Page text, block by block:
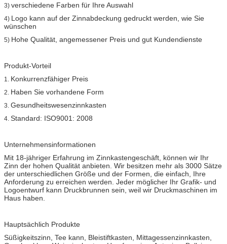
3) verschiedene Farben für Ihre Auswahl
4) Logo kann auf der Zinnabdeckung gedruckt werden, wie Sie
wünschen
5) Hohe Qualität, angemessener Preis und gut Kundendienste
Produkt-Vorteil
1. Konkurrenzfähiger Preis
2. Haben Sie vorhandene Form
3. Gesundheitswesenzinnkasten
4. Standard: ISO9001: 2008
Unternehmensinformationen
Mit 18-jähriger Erfahrung im Zinnkastengeschäft, können wir Ihr
Zinn der hohen Qualität anbieten. Wir besitzen mehr als 3000 Sätze
der unterschiedlichen Größe und der Formen, die einfach, Ihre
Anforderung zu erreichen werden. Jeder möglicher Ihr Grafik- und
Logoentwurf kann Druckbrunnen sein, weil wir Druckmaschinen im
Haus haben.
Hauptsächlich Produkte
Süßigkeitszinn, Tee kann, Bleistiftkasten, Mittagessenzinnkasten,